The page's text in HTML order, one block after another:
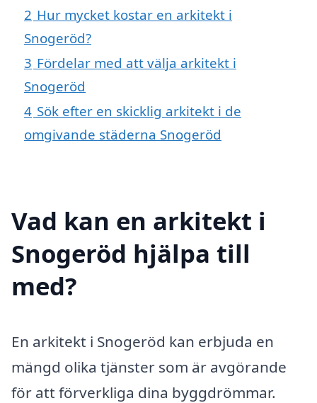
2 Hur mycket kostar en arkitekt i
Snogeröd?
3 Fördelar med att välja arkitekt i
Snogeröd
4 Sök efter en skicklig arkitekt i de
omgivande städerna Snogeröd
Vad kan en arkitekt i
Snogeröd hjälpa till
med?
En arkitekt i Snogeröd kan erbjuda en
mängd olika tjänster som är avgörande
för att förverkliga dina byggdrömmar.